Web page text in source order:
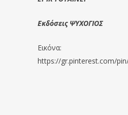
Εκδόσεις ΨΥΧΟΓΙΟΣ
Εικόνα:
https://gr.pinterest.com/